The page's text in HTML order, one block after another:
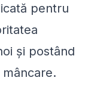
pentru
și postând